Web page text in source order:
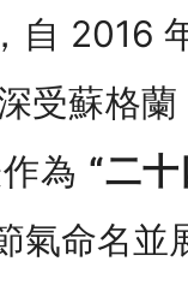
自 2016
受蘇格
為 “二
命名並